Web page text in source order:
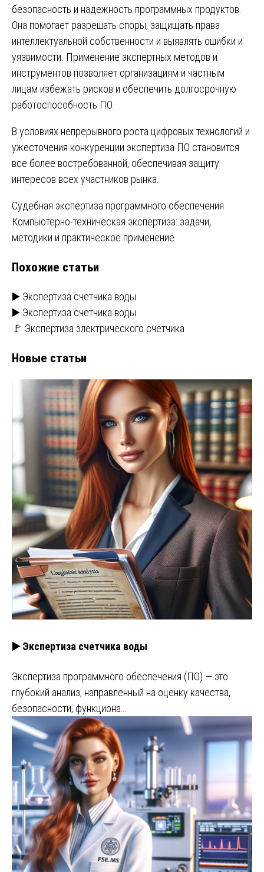
безопасность и надежность программных продуктов.
Она помогает разрешать споры, защищать права
интеллектуальной собственности и выявлять ошибки и
уязвимости. Применение экспертных методов и
инструментов позволяет организациям и частным
лицам избежать рисков и обеспечить долгосрочную
работоспособность ПО.
В условиях непрерывного роста цифровых технологий и
ужесточения конкуренции экспертиза ПО становится
все более востребованной, обеспечивая защиту
интересов всех участников рынка.
Навигация
по
Судебная экспертиза программного обеспечения
Компьютерно-техническая экспертиза: задачи,
методики и практическое применение
Похожие статьи
▶️ Экспертиза счетчика воды
▶️ Экспертиза счетчика воды
🚩 Экспертиза электрического счетчика
Новые статьи
▶️ Экспертиза счетчика воды
Экспертиза программного обеспечения (ПО) — это
глубокий анализ, направленный на оценку качества,
безопасности, функциона…